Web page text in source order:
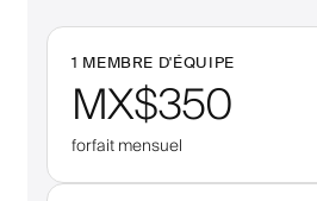
1 MEMBRE D'ÉQUIPE
MX$350
forfait mensuel